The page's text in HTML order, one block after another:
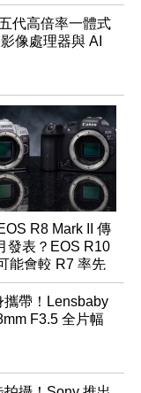
代高倍率一體式
像處理器與 AI
R8 Mark II 傳
發表？EOS R10
能會較 R7 率先
攜帶！Lensbaby
F3.5 全片幅